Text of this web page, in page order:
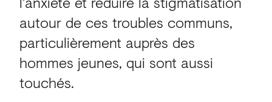
autour de ces troubles communs,
particulièrement auprès des
hommes jeunes, qui sont aussi
touchés.